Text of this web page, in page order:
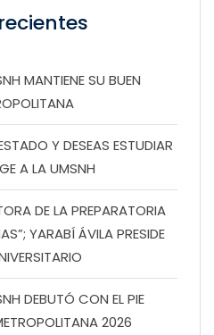
MANTIENE SU BUEN
Y DESEAS ESTUDIAR
A LA UMSNH
DE LA PREPARATORIA
YARABÍ ÁVILA PRESIDE
DEBUTÓ CON EL PIE
2026